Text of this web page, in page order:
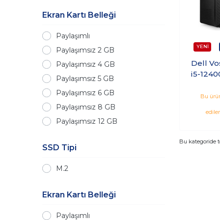
Ekran Kartı Belleği
Paylaşımlı
Paylaşımsız 2 GB
Paylaşımsız 4 GB
Paylaşımsız 5 GB
Paylaşımsız 6 GB
Paylaşımsız 8 GB
Paylaşımsız 12 GB
SSD Tipi
M.2
Ekran Kartı Belleği
Paylaşımlı
Dell
i5-
Bu
Bu kategoride